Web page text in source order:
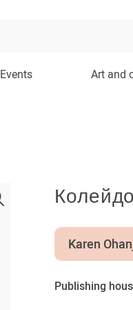
Events Art and
Karen
Publishing